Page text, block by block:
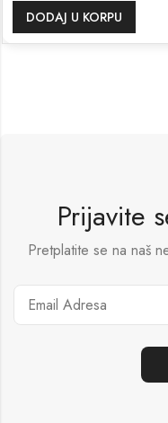
DODAJ U KORPU
Prijavite
Pretplatite se na naš